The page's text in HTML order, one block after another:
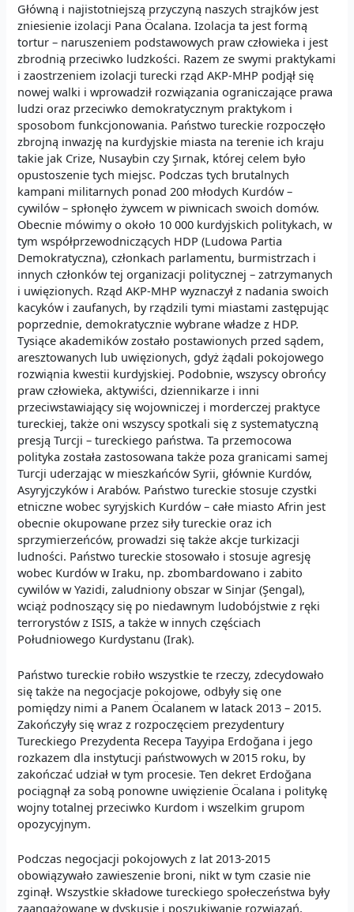
Główną i najistotniejszą przyczyną naszych strajków jest
zniesienie izolacji Pana Öcalana. Izolacja ta jest formą
tortur – naruszeniem podstawowych praw człowieka i jest
zbrodnią przeciwko ludzkości. Razem ze swymi praktykami
i zaostrzeniem izolacji turecki rząd AKP-MHP podjął się
nowej walki i wprowadził rozwiązania ograniczające prawa
ludzi oraz przeciwko demokratycznym praktykom i
sposobom funkcjonowania. Państwo tureckie rozpoczęło
zbrojną inwazję na kurdyjskie miasta na terenie ich kraju
takie jak Crize, Nusaybin czy Şırnak, której celem było
opustoszenie tych miejsc. Podczas tych brutalnych
kampani militarnych ponad 200 młodych Kurdów –
cywilów – spłonęło żywcem w piwnicach swoich domów.
Obecnie mówimy o około 10 000 kurdyjskich politykach, w
tym współprzewodniczących HDP (Ludowa Partia
Demokratyczna), członkach parlamentu, burmistrzach i
innych członków tej organizacji politycznej – zatrzymanych
i uwięzionych. Rząd AKP-MHP wyznaczył z nadania swoich
kacyków i zaufanych, by rządzili tymi miastami zastępując
poprzednie, demokratycznie wybrane władze z HDP.
Tysiące akademików zostało postawionych przed sądem,
aresztowanych lub uwięzionych, gdyż żądali pokojowego
rozwiąnia kwestii kurdyjskiej. Podobnie, wszyscy obrońcy
praw człowieka, aktywiści, dziennikarze i inni
przeciwstawiający się wojowniczej i morderczej praktyce
tureckiej, także oni wszyscy spotkali się z systematyczną
presją Turcji – tureckiego państwa. Ta przemocowa
polityka została zastosowana także poza granicami samej
Turcji uderzając w mieszkańców Syrii, głównie Kurdów,
Asyryjczyków i Arabów. Państwo tureckie stosuje czystki
etniczne wobec syryjskich Kurdów – całe miasto Afrin jest
obecnie okupowane przez siły tureckie oraz ich
sprzymierzeńców, prowadzi się także akcje turkizacji
ludności. Państwo tureckie stosowało i stosuje agresję
wobec Kurdów w Iraku, np. zbombardowano i zabito
cywilów w Yazidi, zaludniony obszar w Sinjar (Şengal),
wciąż podnoszący się po niedawnym ludobójstwie z ręki
terrorystów z ISIS, a także w innych częściach
Południowego Kurdystanu (Irak).
Państwo tureckie robiło wszystkie te rzeczy, zdecydowało
się także na negocjacje pokojowe, odbyły się one
pomiędzy nimi a Panem Öcalanem w latack 2013 – 2015.
Zakończyły się wraz z rozpoczęciem prezydentury
Tureckiego Prezydenta Recepa Tayyipa Erdoğana i jego
rozkazem dla instytucji państwowych w 2015 roku, by
zakończać udział w tym procesie. Ten dekret Erdoğana
pociągnął za sobą ponowne uwięzienie Öcalana i politykę
wojny totalnej przeciwko Kurdom i wszelkim grupom
opozycyjnym.
Podczas negocjacji pokojowych z lat 2013-2015
obowiązywało zawieszenie broni, nikt w tym czasie nie
zginął. Wszystkie składowe tureckiego społeczeństwa były
zaangażowane w dyskusje i poszukiwanie rozwiązań,